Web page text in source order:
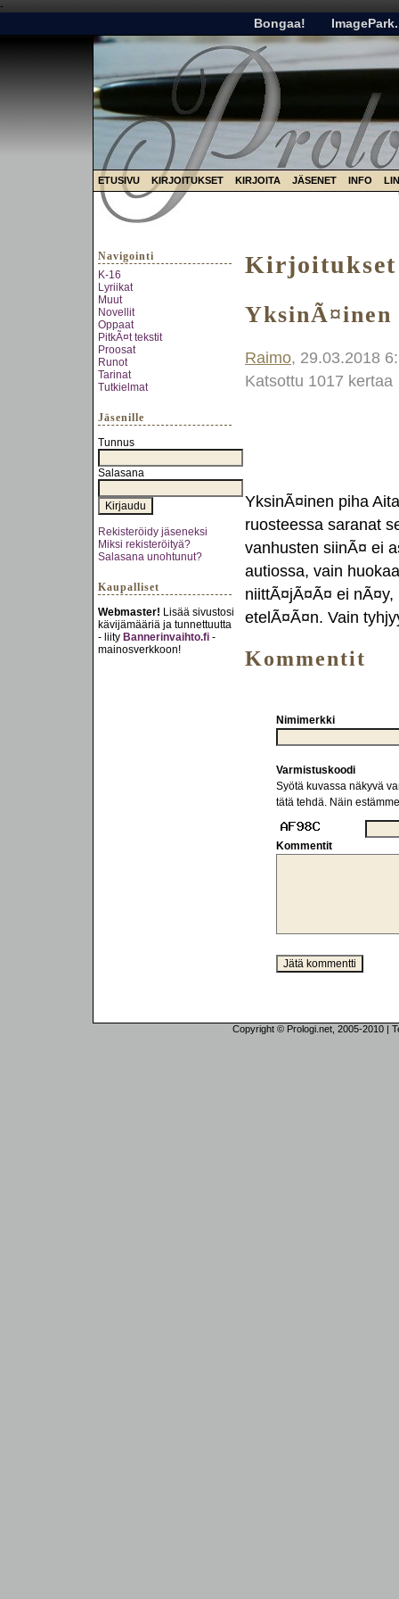
-
Bongaa!
ETUSIVU KIRJOITUKSET KIRJOITA JÄSENET INFO
Navigointi
K-16
Lyriikat
Muut
Novellit
Oppaat
PitkÃ¤t tekstit
Proosat
Runot
Tarinat
Tutkielmat
Jäsenille
Tunnus
Salasana
Rekisteröidy jäseneksi
Miksi rekisteröityä?
Salasana unohtunut?
Kaupalliset
Webmaster! Lisää sivustosi
kävijämääriä ja tunnettuutta
- liity Bannerinvaihto.fi -
mainosverkkoon!
Kirjoitukset
YksinÃ¤inen
Raimo, 29.03.2018
Katsottu 1017 kertaa
YksinÃ¤inen piha
ruosteessa saranat
vanhusten siinÃ¤ ei
autiossa, vain
niittÃ¤jÃ¤Ã¤ ei
etelÃ¤Ã¤n. Vain
Kommentit
Nimimerkki
Varmistuskoodi
Syötä kuvassa näkyvä
tätä tehdä. Näin
Kommentit
Copyright © Prologi.net, 2005-2010 |